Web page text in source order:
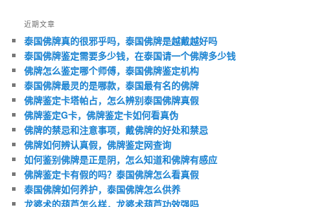
近期文章
泰国佛牌真的很邪乎吗，泰国佛牌是越戴越好吗
泰国佛牌鉴定需要多少钱，在泰国请一个佛牌多少钱
佛牌怎么鉴定哪个师傅，泰国佛牌鉴定机构
泰国佛牌最灵的是哪款，泰国最有名的佛牌
佛牌鉴定卡塔帕占，怎么辨别泰国佛牌真假
佛牌鉴定G卡，佛牌鉴定卡如何看真伪
佛牌的禁忌和注意事项，戴佛牌的好处和禁忌
佛牌如何辨认真假，佛牌鉴定网查询
如何鉴别佛牌是正是阴，怎么知道和佛牌有感应
佛牌鉴定卡有假的吗？泰国佛牌怎么看真假
泰国佛牌如何养护，泰国佛牌怎么供养
龙婆术的葫芦怎么样，龙婆术葫芦功效强吗